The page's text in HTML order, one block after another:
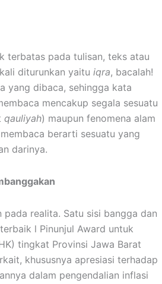
terbatas pada tulisan, teks atau
diturunkan yaitu iqra, bacalah!
yang dibaca, sehingga kata
mencakup segala sesuatu
qauliyah) maupun fenomena alam
berarti sesuatu yang
darinya.
realita. Satu sisi bangga dan
l Pinunjul Award untuk
tingkat Provinsi Jawa Barat
khususnya apresiasi terhadap
dalam pengendalian inflasi